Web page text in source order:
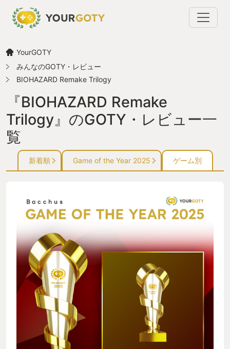
YourGOTY
みんなのGOTY・レビュー
BIOHAZARD Remake Trilogy
『BIOHAZARD Remake
Trilogy』のGOTY・レビュー一
覧
新着順 Game of the Year 2025 ゲーム別